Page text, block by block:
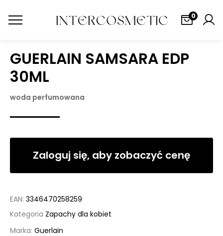
0
GUERLAIN SAMSARA EDP
30ML
woda perfumowana
Zaloguj się, aby zobaczyć cenę
EAN: 3346470258259
Kategoria Zapachy dla kobiet
Marka: Guerlain